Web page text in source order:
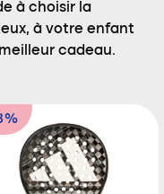
à choisir la
à votre enfant
cadeau.